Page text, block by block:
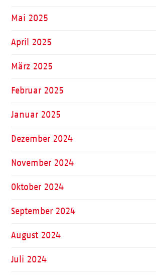
Mai 2025
April 2025
März 2025
Februar 2025
Januar 2025
Dezember 2024
November 2024
Oktober 2024
September 2024
August 2024
Juli 2024